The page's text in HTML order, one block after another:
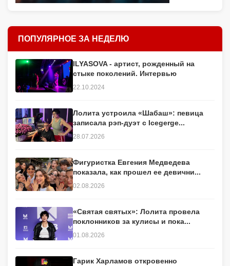
ПОПУЛЯРНОЕ ЗА НЕДЕЛЮ
ILYASOVA - артист, рожденный на
стыке поколений. Интервью
22.10.2024
Лолита устроила «Шабаш»: певица
записала рэп-дуэт с Icegerge...
28.07.2026
Фигуристка Евгения Медведева
показала, как прошел ее девични...
02.08.2026
«Святая святых»: Лолита провела
поклонников за кулисы и пока...
01.08.2026
Гарик Харламов откровенно